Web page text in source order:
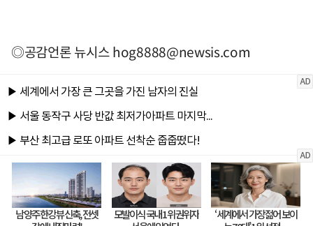
◎공감언론 뉴시스hog8888@newsis.com